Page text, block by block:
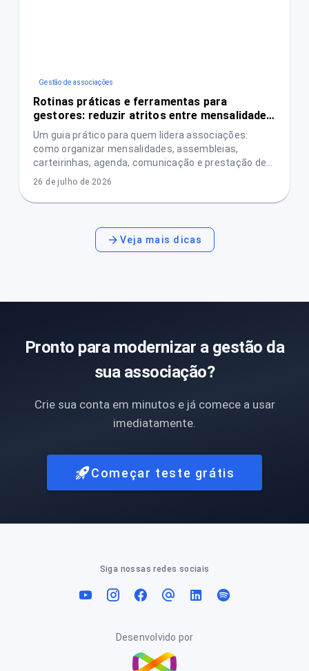
Gestão de associações
Rotinas práticas e ferramentas para
gestores: reduzir atritos entre mensalidades,
assembleias e prestação de contas
Um guia prático para quem lidera associações:
como organizar mensalidades, assembleias,
carteirinhas, agenda, comunicação e prestação de
contas com menos conflitos e mais transparência.
26 de julho de 2026
Veja mais dicas
Pronto para modernizar a gestão da
sua associação?
Crie sua conta em minutos e já comece a usar
imediatamente.
Começar teste grátis
Siga nossas redes sociais
Desenvolvido por